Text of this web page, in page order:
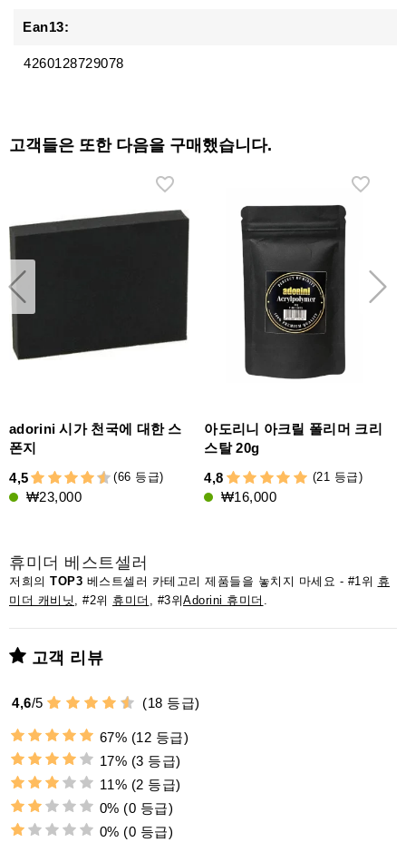
Ean13:
4260128729078
고객들은 또한 다음을 구매했습니다.
adorini 시가 천국에 대한 스
폰지
4,5
(66 등급)
₩23,000
아도리니 아크릴 폴리머 크리
스탈 20g
4,8
(21 등급)
₩16,000
휴미더 베스트셀러
저희의 TOP3 베스트셀러 카테고리 제품들을 놓치지 마세요 - #1위 휴
미더 캐비닛 , #2위 휴미더 , #3위Adorini 휴미더 .
고객 리뷰
4,6/5 (18 등급)
67% (12 등급)
17% (3 등급)
11% (2 등급)
0% (0 등급)
0% (0 등급)